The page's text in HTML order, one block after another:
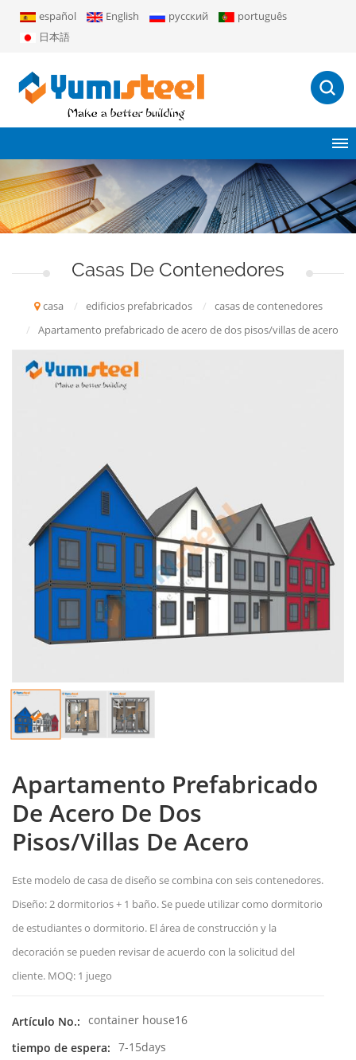
español English русский
português
日本語
Casas De Contenedores
casa / edificios prefabricados /
casas de contenedores
/
Apartamento prefabricado de acero de dos pisos/villas de acero
Apartamento Prefabricado
De Acero De Dos
Pisos/villas De Acero
Este modelo de casa de diseño se combina con seis contenedores.
Diseño: 2 dormitorios + 1 baño. Se puede utilizar como dormitorio
de estudiantes o dormitorio. El área de construcción y la
decoración se pueden revisar de acuerdo con la solicitud del
cliente. MOQ: 1 juego
Artículo No.: container house16
tiempo de espera: 7-15days